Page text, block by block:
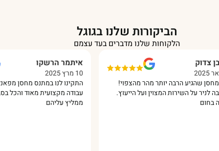
הביקורות שלנו בגוגל
הלקוחות שלנו מדברים בעד עצמם
הרבה יותר מהר מהצפוי!
השירות המצוין ועל הייעוץ.
איתמר הרשקו
התקינו לנו במתנס מחסן מפאנל
עבודה מקצועית מאוד והכל בסבלנות
ממליץ עליהם